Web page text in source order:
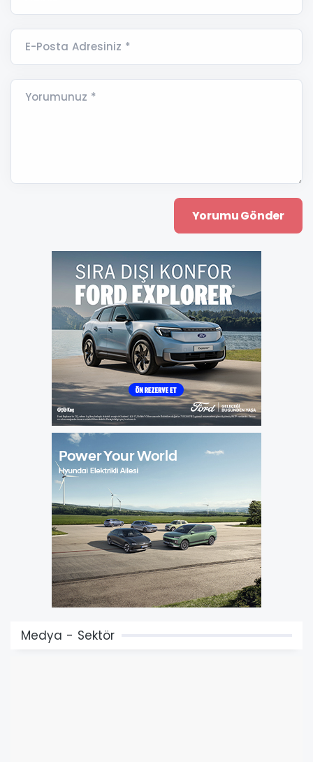
E-Posta Adresiniz *
Yorumunuz *
Medya - Sektör